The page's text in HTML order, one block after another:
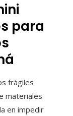
para
frágiles
materiales
en impedir